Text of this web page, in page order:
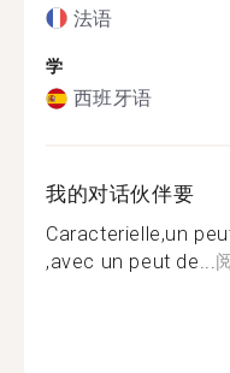
法语
学
西班牙语
我的对话伙伴要
Caracterielle,un
,avec un peut de...